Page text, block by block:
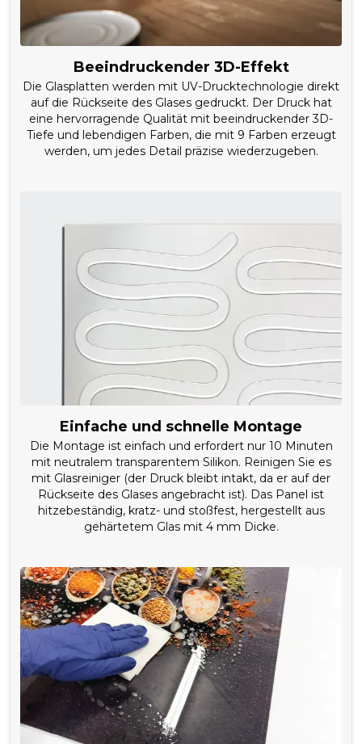
Beeindruckender 3D-Effekt
Die Glasplatten werden mit UV-Drucktechnologie direkt
auf die Rückseite des Glases gedruckt. Der Druck hat
eine hervorragende Qualität mit beeindruckender 3D-
Tiefe und lebendigen Farben, die mit 9 Farben erzeugt
werden, um jedes Detail präzise wiederzugeben.
Einfache und schnelle Montage
Die Montage ist einfach und erfordert nur 10 Minuten
mit neutralem transparentem Silikon. Reinigen Sie es
mit Glasreiniger (der Druck bleibt intakt, da er auf der
Rückseite des Glases angebracht ist). Das Panel ist
hitzebeständig, kratz- und stoßfest, hergestellt aus
gehärtetem Glas mit 4 mm Dicke.